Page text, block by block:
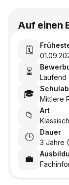
Auf einen
🗓️
⏳
Laufend
🎓
Mittlere
📁
Art
🕒
Dauer
3 Jahre
💼